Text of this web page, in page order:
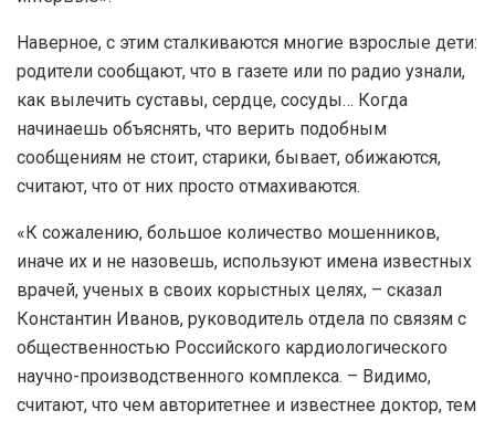
Наверное, с этим сталкиваются многие взрослые дети:
родители сообщают, что в газете или по радио узнали,
как вылечить суставы, сердце, сосуды… Когда
начинаешь объяснять, что верить подобным
сообщениям не стоит, старики, бывает, обижаются,
считают, что от них просто отмахиваются.
«К сожалению, большое количество мошенников,
иначе их и не назовешь, используют имена известных
врачей, ученых в своих корыстных целях, – сказал
Константин Иванов, руководитель отдела по связям с
общественностью Российского кардиологического
научно-производственного комплекса. – Видимо,
считают, что чем авторитетнее и известнее доктор, тем